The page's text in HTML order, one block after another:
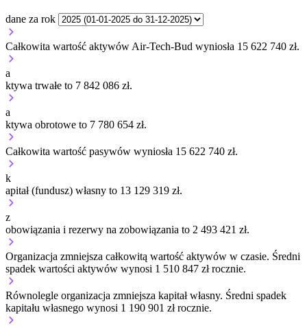
dane za rok
Całkowita wartość aktywów Air-Tech-Bud wyniosła 15 622 740 zł.
a
ktywa trwałe to 7 842 086 zł.
a
ktywa obrotowe to 7 780 654 zł.
Całkowita wartość pasywów wyniosła 15 622 740 zł.
k
apitał (fundusz) własny to 13 129 319 zł.
z
obowiązania i rezerwy na zobowiązania to 2 493 421 zł.
Organizacja zmniejsza całkowitą wartość aktywów w czasie. Średni
spadek wartości aktywów wynosi 1 510 847 zł rocznie.
Równolegle organizacja zmniejsza kapitał własny. Średni spadek
kapitału własnego wynosi 1 190 901 zł rocznie.